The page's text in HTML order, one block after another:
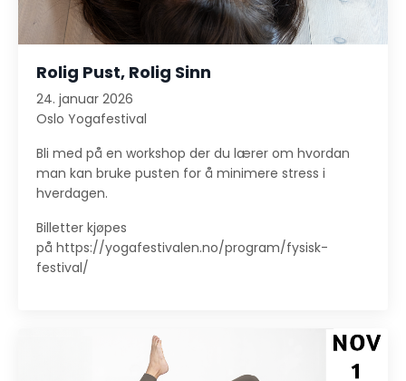
Rolig Pust, Rolig Sinn
24. januar 2026
Oslo Yogafestival
Bli med på en workshop der du lærer om hvordan
man kan bruke pusten for å minimere stress i
hverdagen.
Billetter kjøpes
på https://yogafestivalen.no/program/fysisk-
festival/